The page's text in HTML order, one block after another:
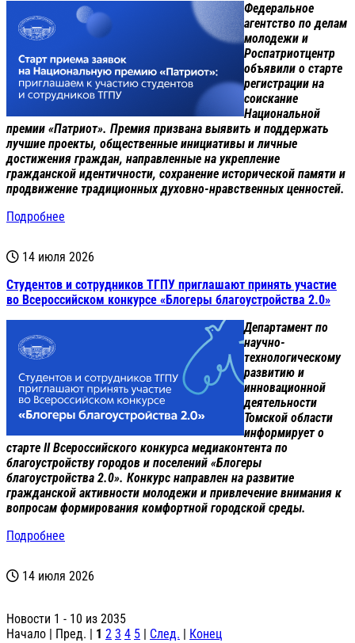
Федеральное
агентство по делам
молодежи и
Роспатриотцентр
объявили о старте
регистрации на
соискание
Национальной
премии «Патриот». Премия призвана выявить и поддержать
лучшие проекты, общественные инициативы и личные
достижения граждан, направленные на укрепление
гражданской идентичности, сохранение исторической памяти и
продвижение традиционных духовно-нравственных ценностей.
Подробнее
14 июля 2026
Студентов и сотрудников ТГПУ приглашают принять участие
во Всероссийском конкурсе «Блогеры благоустройства 2.0»
Департамент по
научно-
технологическому
развитию и
инновационной
деятельности
Томской области
информирует о
старте II Всероссийского конкурса медиаконтента по
благоустройству городов и поселений «Блогеры
благоустройства 2.0». Конкурс направлен на развитие
гражданской активности молодежи и привлечение внимания к
вопросам формирования комфортной городской среды.
Подробнее
14 июля 2026
Новости 1 - 10 из 2035
Начало | Пред. | 1 2 3 4 5 След.
Конец